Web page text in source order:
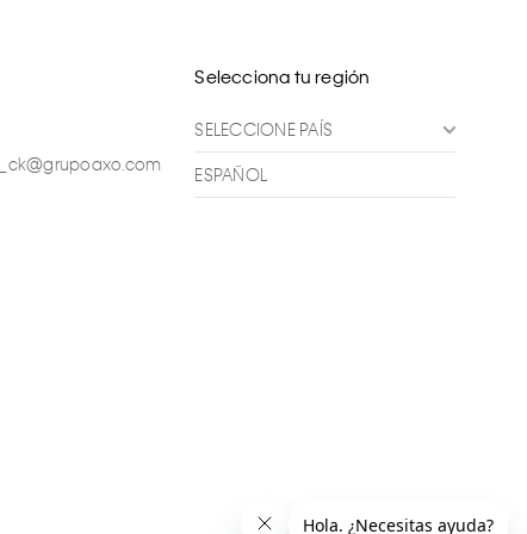
Selecciona tu región
SELECCIONE PAÍS
ESPAÑOL